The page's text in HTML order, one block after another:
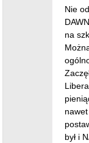
Nie
na
nawet
był i